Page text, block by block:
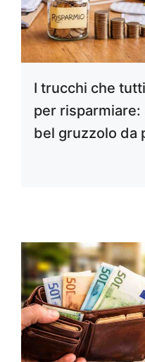
I trucchi che
per risparmiare:
bel gruzzolo da